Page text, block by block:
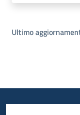
Ultimo